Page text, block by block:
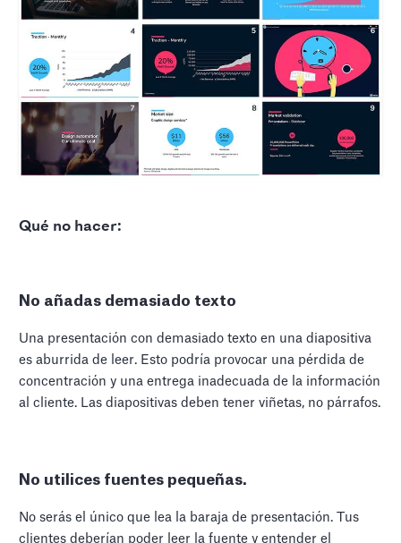
Qué no hacer:
No añadas demasiado texto
Una presentación con demasiado texto en una diapositiva
es aburrida de leer. Esto podría provocar una pérdida de
concentración y una entrega inadecuada de la información
al cliente. Las diapositivas deben tener viñetas, no párrafos.
No utilices fuentes pequeñas.
No serás el único que lea la baraja de presentación. Tus
clientes deberían poder leer la fuente y entender el